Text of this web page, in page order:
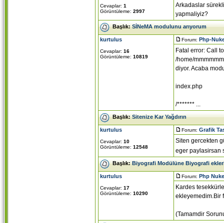
Cevaplar: 1
Görüntüleme: 2997
Arkadaslar
yapmaliyiz?
Başlık:SİNeMA modulunu arıyorum
kurtulus
Cevaplar: 16
Görüntüleme: 10819
Forum: Php-
Fatal error: Call
/home/
diyor. Acaba
index.php
/******* ...
Başlık:Sitenize Kar Yağdırın
kurtulus
Cevaplar: 10
Görüntüleme: 12548
Forum: Grafik
Siten gercekten
eger paylasirsan
Başlık:Biyografi Modülüne Biyografi
kurtulus
Cevaplar: 17
Görüntüleme: 10290
Forum: Php
Kardes
ekleyemedim.Bir
(Tamamdir